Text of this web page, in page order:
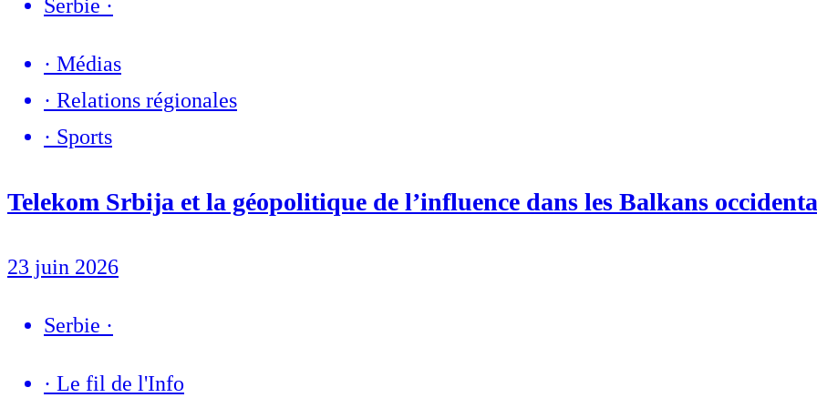
Serbie ·
· Médias
· Relations régionales
· Sports
Telekom Srbija et la géopolitique de l’influence dans les Balkans
23 juin 2026
Serbie ·
· Le fil de l'Info